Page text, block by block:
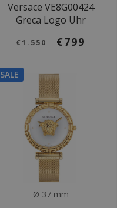
Versace VE8G00424
Greca Logo Uhr
€1.550 €799
SALE
Ø 37 mm